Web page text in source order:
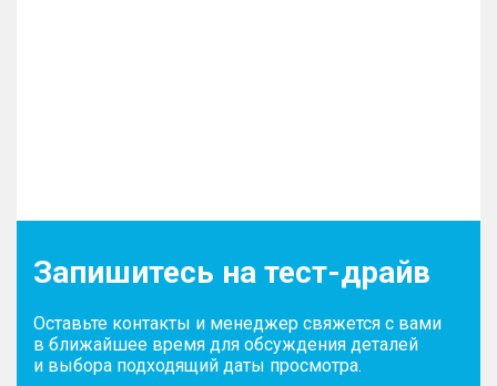
Запишитесь на тест-драйв
Оставьте контакты и менеджер свяжется с вами
в ближайшее время для обсуждения деталей
и выбора подходящий даты просмотра.